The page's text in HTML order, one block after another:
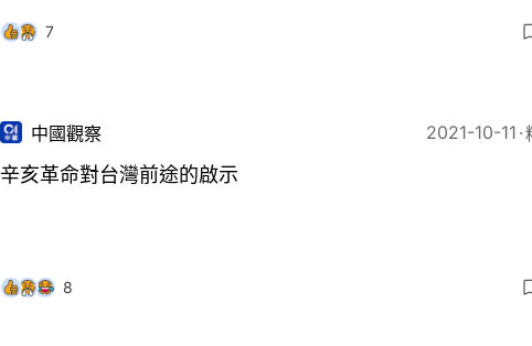
7
中國觀察 2021-10-11
辛亥革命對台灣前途的啟示
8